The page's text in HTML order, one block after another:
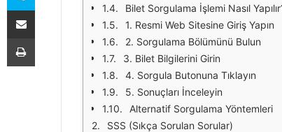
Bilet Sorgulama İşlemi Nasıl
1. Resmi Web Sitesine Giriş Yapın
2. Sorgulama Bölümünü Bulun
3. Bilet Bilgilerini Girin
4. Sorgula Butonuna Tıklayın
5. Sonuçları İnceleyin
Alternatif Sorgulama Yöntemleri
SSS (Sıkça Sorulan Sorular)
E-Posta ile paylaş